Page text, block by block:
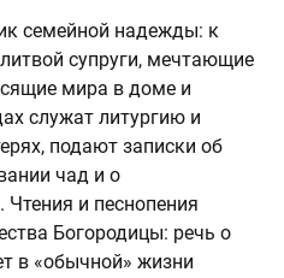
семейной надежды: к
супруги, мечтающие
мира в доме и
служат литургию и
подают записки об
чад и о
и песнопения
Богородицы: речь о
в «обычной» жизни